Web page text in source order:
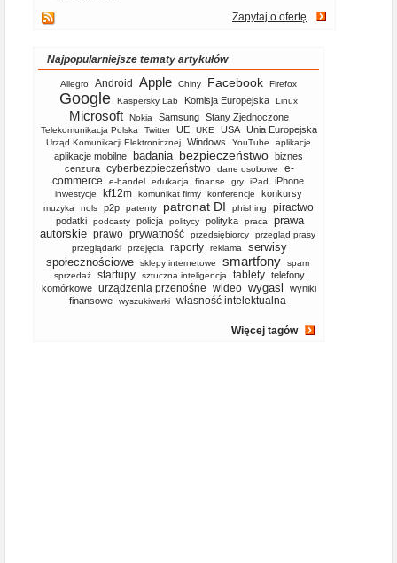
Zapytaj o ofertę
Najpopularniejsze tematy artykułów
Allegro Android Apple Chiny Facebook Firefox
Google Kaspersky Lab Komisja Europejska Linux
Microsoft Nokia Samsung Stany Zjednoczone
Telekomunikacja Polska Twitter UE UKE USA Unia Europejska
Urząd Komunikacji Elektronicznej Windows YouTube aplikacje
aplikacje mobilne badania bezpieczeństwo biznes
cenzura cyberbezpieczeństwo dane osobowe
e-
commerce
e-handel edukacja finanse gry iPad iPhone
inwestycje kf12m komunikat firmy konferencje konkursy
muzyka nols p2p patenty patronat DI phishing piractwo
podatki podcasty policja politycy polityka praca
prawa
autorskie prawo prywatność przedsiębiorcy
przegląd prasy
przeglądarki
przejęcia raporty reklama
serwisy
społecznościowe
sklepy internetowe smartfony
spam
sprzedaż
startupy sztuczna inteligencja tablety telefony
komórkowe
urządzenia przenośne wideo wygasl
wyniki
finansowe
wyszukiwarki własność intelektualna
Więcej tagów